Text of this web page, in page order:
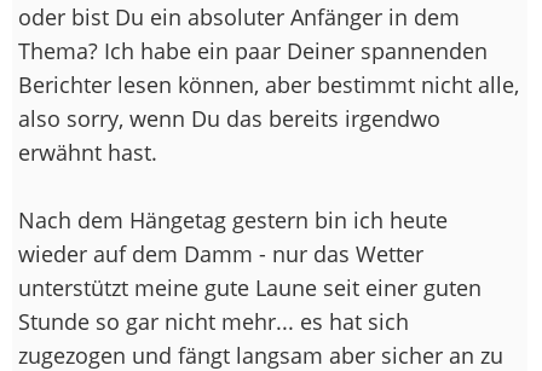
oder bist Du ein absoluter Anfänger in dem
Thema? Ich habe ein paar Deiner spannenden
Berichter lesen können, aber bestimmt nicht alle,
also sorry, wenn Du das bereits irgendwo
erwähnt hast.
Nach dem Hängetag gestern bin ich heute
wieder auf dem Damm - nur das Wetter
unterstützt meine gute Laune seit einer guten
Stunde so gar nicht mehr... es hat sich
zugezogen und fängt langsam aber sicher an zu